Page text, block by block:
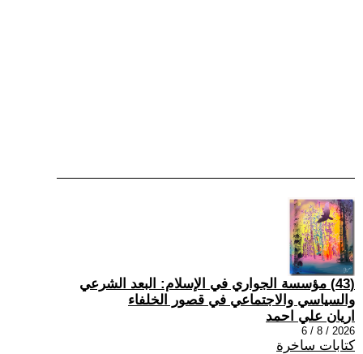
(43) مؤسسة الجواري في الإسلام: البعد الشرعي
والسياسي والاجتماعي في قصور الخلفاء
اريان علي احمد
2026 / 8 / 6
كتابات ساخرة